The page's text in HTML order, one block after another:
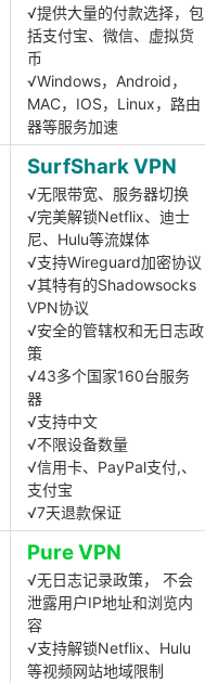
√提供大量的付款选择，包
括支付宝、微信、虚拟货
币
√Windows，Android，
MAC，IOS，Linux，路由
器等服务加速
SurfShark VPN
√无限带宽、服务器切换
√完美解锁Netflix、迪士
尼、Hulu等流媒体
√支持Wireguard加密协议
√其特有的Shadowsocks
VPN协议
√安全的管辖权和无日志政
策
√43多个国家160台服务
器
√支持中文
√不限设备数量
√信用卡、PayPal支付,、
支付宝
√7天退款保证
Pure VPN
√无日志记录政策， 不会
泄露用户IP地址和浏览内
容
√支持解锁Netflix、Hulu
等视频网站地域限制